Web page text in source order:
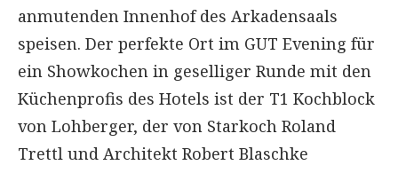
anmutenden Innenhof des Arkadensaals
speisen. Der perfekte Ort im GUT Evening für
ein Showkochen in geselliger Runde mit den
Küchenprofis des Hotels ist der T1 Kochblock
von Lohberger, der von Starkoch Roland
Trettl und Architekt Robert Blaschke